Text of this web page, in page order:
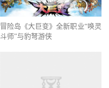
冒险岛《大巨变》全新职业“唤灵
斗师”与豹弩游侠